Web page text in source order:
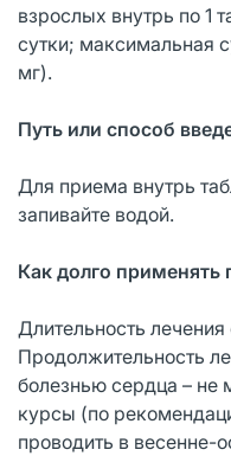
взрослых внутрь по 1
сутки; максимальная
мг).
Путь или способ
Для приема внутрь
запивайте водой.
Как долго применять
Длительность
Продолжительность
болезнью сердца – не
курсы (по
проводить в весенне-